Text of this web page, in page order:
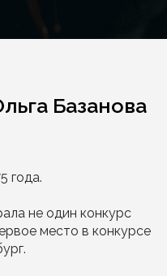
Базанова
года.
не один конкурс
место в конкурсе